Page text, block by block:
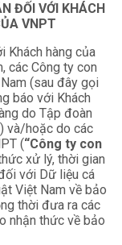
ĐỐI VỚI KHÁCH
VNPT
Khách hàng của
các Công ty con
(sau đây gọi
báo với Khách
do Tập đoàn
và/hoặc do các
(“Công ty con
xử lý, thời gian
với Dữ liệu cá
Việt Nam về bảo
thời đưa ra các
nhận thức về bảo